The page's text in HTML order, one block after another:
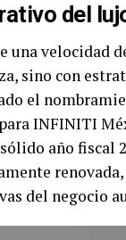
del
velocidad
sino con
el
INFINITI
año fiscal
del negocio